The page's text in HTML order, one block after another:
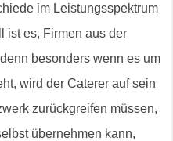
im Leistungsspektrum
ist es, Firmen aus der
besonders wenn es um
wird der Caterer auf sein
zurückgreifen müssen,
übernehmen kann,